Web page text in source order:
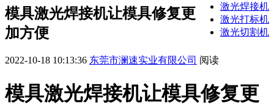
激光焊接机
激光打标机
激光切割机
模具激光焊接机让模具修复更
加方便
2022-10-18 10:13:36 东莞市澜速实业有限公司 阅读
模具激光焊接机让模具修复更